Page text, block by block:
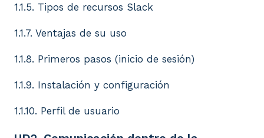
1.1.5. Tipos de recursos Slack
1.1.7. Ventajas de su uso
1.1.8. Primeros pasos (inicio de sesión)
1.1.9. Instalación y configuración
1.1.10. Perfil de usuario